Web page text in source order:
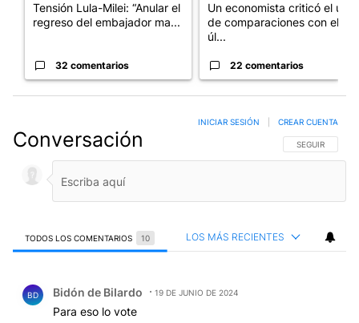
Tensión Lula-Milei: “Anular el
regreso del embajador ma...
32 comentarios
Un economista criticó el uso
de comparaciones con el
úl...
22 comentarios
Conversación SIGA ESTA
SEGUIR
INICIAR SESIÓN CREAR CUENTA
TODOS LOS COMENTARIOS 10 LOS MÁS RECIENTES
BD Bidón de BiIardo 19 DE JUNIO DE 2024
Para eso lo vote